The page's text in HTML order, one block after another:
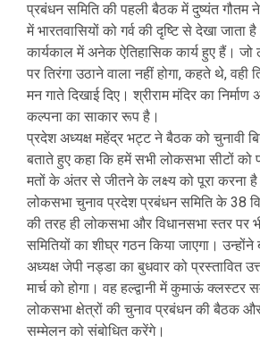
प्रबंधन समिति की पहली बैठक में दुष्यंत गौतम
में भारतवासियों को गर्व की दृष्टि से देखा जाता
कार्यकाल में अनेक ऐतिहासिक कार्य हुए हैं। जो
पर तिरंगा उठाने वाला नहीं होगा, कहते थे,
मन गाते दिखाई दिए। श्रीराम मंदिर का निर्माण
कल्पना का साकार रूप है।
प्रदेश अध्यक्ष महेंद्र भट्ट ने बैठक को चुनावी
बताते हुए कहा कि हमें सभी लोकसभा सीटों
मतों के अंतर से जीतने के लक्ष्य को पूरा करना
लोकसभा चुनाव प्रदेश प्रबंधन समिति के 38
की तरह ही लोकसभा और विधानसभा स्तर पर
समितियों का शीघ्र गठन किया जाएगा। उन्होंने
अध्यक्ष जेपी नड्डा का बुधवार को प्रस्तावित
मार्च को होगा। वह हल्द्वानी में कुमाऊं क्लस्टर
लोकसभा क्षेत्रों की चुनाव प्रबंधन की बैठक
सम्मेलन को संबोधित करेंगे।